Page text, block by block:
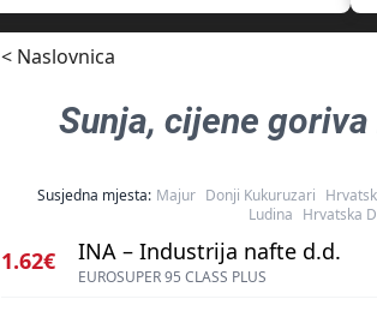
< Naslovnica
Sunja, cijene goriva
Susjedna mjesta: Majur Donji Kukuruzari
Ludina Hrvatska
1.62€ INA – Industrija nafte d.d.
EUROSUPER 95 CLASS PLUS